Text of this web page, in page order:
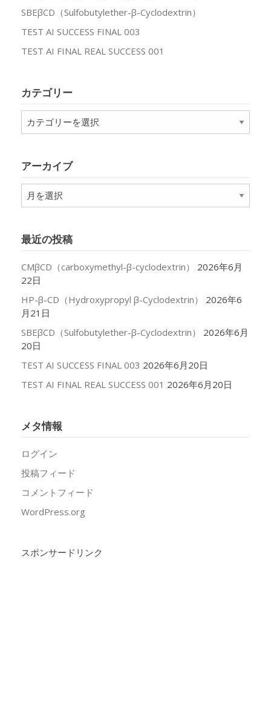
SBEβCD（Sulfobutylether-β-Cyclodextrin）
TEST AI SUCCESS FINAL 003
TEST AI FINAL REAL SUCCESS 001
カテゴリー
テ
ー
アーカイブ
ア
ー
ブ
最近の投稿
CMβCD（carboxymethyl-β-cyclodextrin）
2026年6月
22日
HP-β-CD（Hydroxypropyl β-Cyclodextrin）
2026年6
月21日
SBEβCD（Sulfobutylether-β-Cyclodextrin）
2026年6月
20日
TEST AI SUCCESS FINAL 003 2026年6月20日
TEST AI FINAL REAL SUCCESS 001 2026年6月20日
メタ情報
ログイン
投稿フィード
コメントフィード
WordPress.org
スポンサードリンク